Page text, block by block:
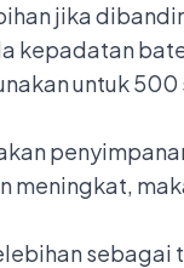
jika
kepadatan
untuk
meningkat,